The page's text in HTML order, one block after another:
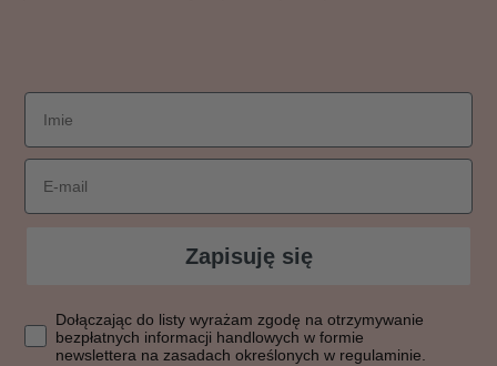
imie
Email
Zapisuję się
Dołączając do listy wyrażasz zgodę na otrzymywanie
Dołączając do listy wyrażam zgodę na otrzymywanie
bezpłatnych informacji handlowych w formie
newslettera na zasadach określonych w regulaminie.